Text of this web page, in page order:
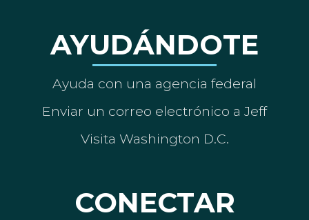
AYUDÁNDOTE
Ayuda con una agencia federal
Enviar un correo electrónico a Jeff
Visita Washington D.C.
CONECTAR